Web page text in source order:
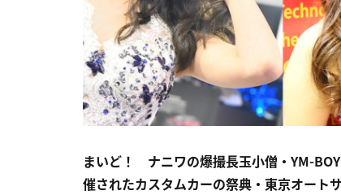
まいど！ ナニワの爆撮長玉小僧・YM-
催されたカスタムカーの祭典・東京オート